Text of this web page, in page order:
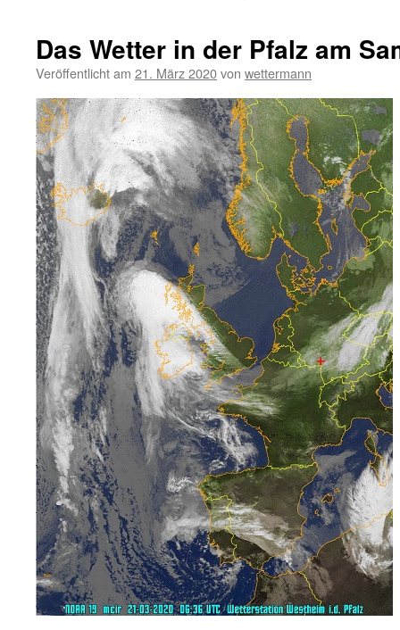
Das Wetter in der Pfalz am
Veröffentlicht am 21. März 2020von wettermann